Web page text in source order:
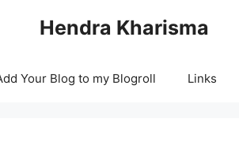
Hendra Kharisma
Your Blog to my Blogroll Links